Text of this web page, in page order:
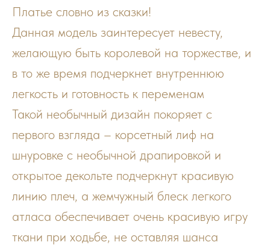
Платье словно из сказки!
Данная модель заинтересует невесту,
желающую быть королевой на торжестве, и
в то же время подчеркнет внутреннюю
легкость и готовность к переменам
Такой необычный дизайн покоряет с
первого взгляда – корсетный лиф на
шнуровке с необычной драпировкой и
открытое декольте подчеркнут красивую
линию плеч, а жемчужный блеск легкого
атласа обеспечивает очень красивую игру
ткани при ходьбе, не оставляя шанса